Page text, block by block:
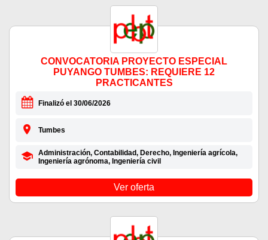
CONVOCATORIA PROYECTO ESPECIAL
PUYANGO TUMBES: REQUIERE 12
PRACTICANTES
Finalizó el 30/06/2026
Tumbes
Administración, Contabilidad, Derecho, Ingeniería agrícola,
Ingeniería agrónoma, Ingeniería civil
Ver oferta